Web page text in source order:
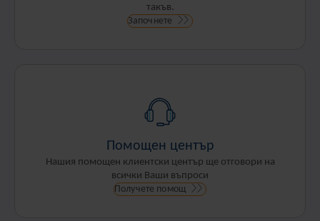
такъв.
Започнете
Помощен център
Нашия помощен клиентски център ще отговори на
всички Ваши въпроси
Получете помощ